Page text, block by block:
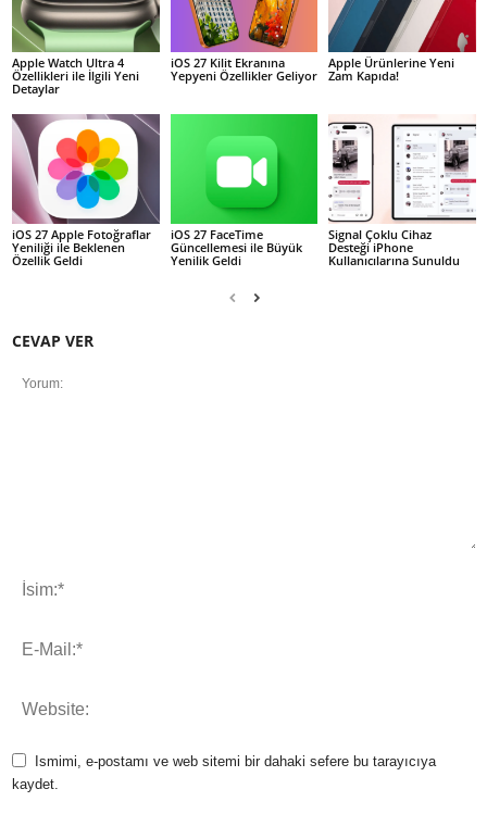
Apple Watch Ultra 4
Özellikleri ile İlgili Yeni
Detaylar
iOS 27 Kilit Ekranına
Yepyeni Özellikler Geliyor
Apple Ürünlerine Yeni
Zam Kapıda!
iOS 27 Apple Fotoğraflar
Yeniliği ile Beklenen
Özellik Geldi
iOS 27 FaceTime
Güncellemesi ile Büyük
Yenilik Geldi
Signal Çoklu Cihaz
Desteği iPhone
Kullanıcılarına Sunuldu
CEVAP VER
Ismimi, e-postamı ve web sitemi bir dahaki sefere bu tarayıcıya
kaydet.